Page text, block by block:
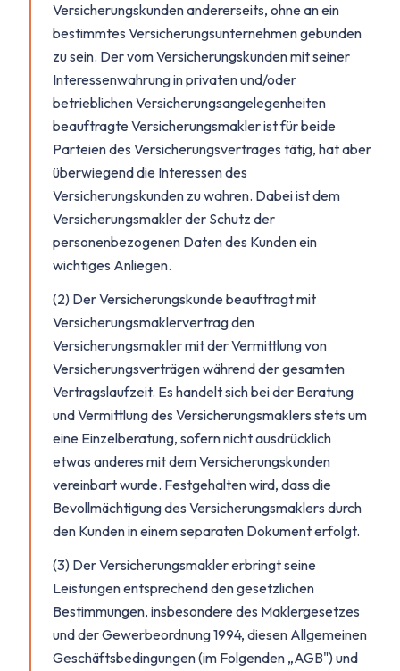
Versicherungskunden andererseits, ohne an ein
bestimmtes Versicherungsunternehmen gebunden
zu sein. Der vom Versicherungskunden mit seiner
Interessenwahrung in privaten und/oder
betrieblichen Versicherungsangelegenheiten
beauftragte Versicherungsmakler ist für beide
Parteien des Versicherungsvertrages tätig, hat aber
überwiegend die Interessen des
Versicherungskunden zu wahren. Dabei ist dem
Versicherungsmakler der Schutz der
personenbezogenen Daten des Kunden ein
wichtiges Anliegen.
(2) Der Versicherungskunde beauftragt mit
Versicherungsmaklervertrag den
Versicherungsmakler mit der Vermittlung von
Versicherungsverträgen während der gesamten
Vertragslaufzeit. Es handelt sich bei der Beratung
und Vermittlung des Versicherungsmaklers stets um
eine Einzelberatung, sofern nicht ausdrücklich
etwas anderes mit dem Versicherungskunden
vereinbart wurde. Festgehalten wird, dass die
Bevollmächtigung des Versicherungsmaklers durch
den Kunden in einem separaten Dokument erfolgt.
(3) Der Versicherungsmakler erbringt seine
Leistungen entsprechend den gesetzlichen
Bestimmungen, insbesondere des Maklergesetzes
und der Gewerbeordnung 1994, diesen Allgemeinen
Geschäftsbedingungen (im Folgenden „AGB") und